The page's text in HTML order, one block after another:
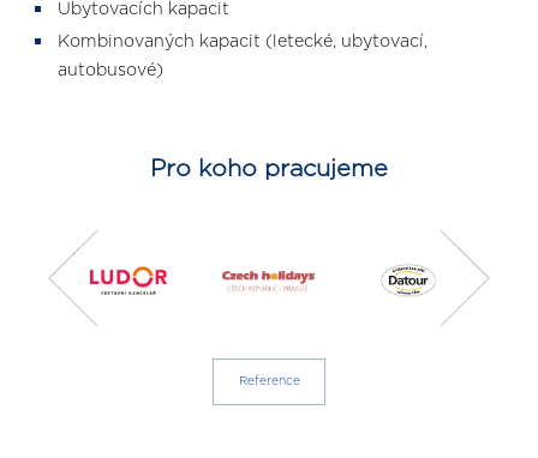
Ubytovacích kapacit
Kombinovaných kapacit (letecké, ubytovací,
autobusové)
Pro koho pracujeme
Reference